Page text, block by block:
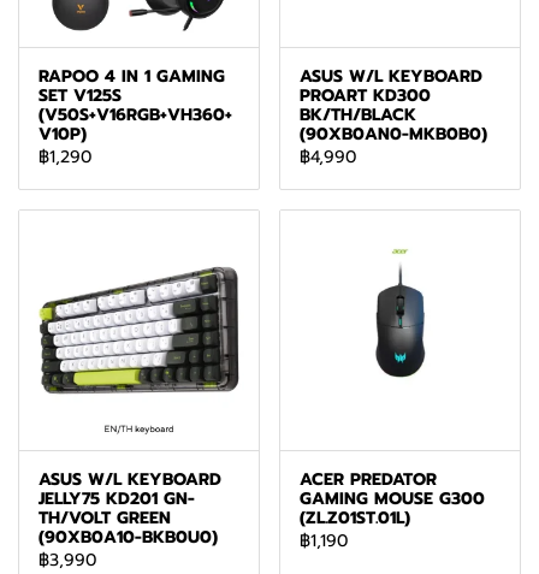
RAPOO 4 IN 1 GAMING
SET V125S
(V50S+V16RGB+VH360+
V10P)
฿1,290
ASUS W/L KEYBOARD
PROART KD300
BK/TH/BLACK
(90XB0AN0-MKB0B0)
฿4,990
ASUS W/L KEYBOARD
JELLY75 KD201 GN-
TH/VOLT GREEN
(90XB0A10-BKB0U0)
฿3,990
ACER PREDATOR
GAMING MOUSE G300
(ZL.Z01ST.01L)
฿1,190